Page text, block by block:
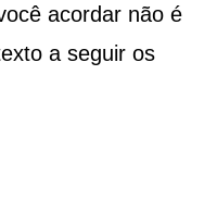
acordar não é
a seguir os